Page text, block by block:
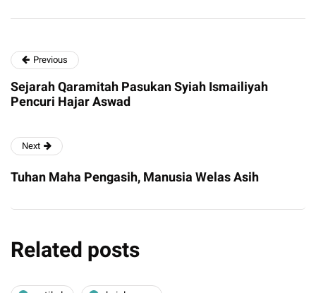
Previous
Sejarah Qaramitah Pasukan Syiah Ismailiyah
Pencuri Hajar Aswad
Next
Tuhan Maha Pengasih, Manusia Welas Asih
Related posts